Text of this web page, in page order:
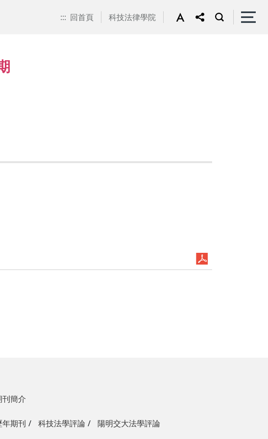
::: 回首頁 科技法律學院
刊簡介
年期刊 科技法學評論 陽明交大法學評論